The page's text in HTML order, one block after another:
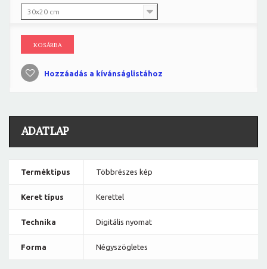
30x20 cm
KOSÁRBA
Hozzáadás a kívánságlistához
ADATLAP
Terméktípus Többrészes kép
Keret típus Kerettel
Technika Digitális nyomat
Forma Négyszögletes